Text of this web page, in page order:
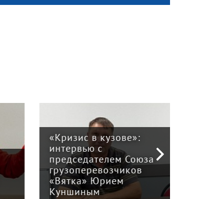
«Кризис в кузове»:
интервью с
председателем Союза
грузоперевозчиков
«Вятка» Юрием
Куншиным